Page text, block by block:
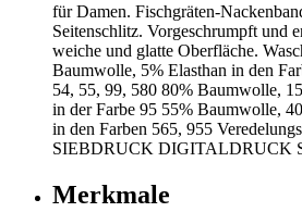
für Damen. Fischgräten-
Seitenschlitz. Vorgeschrumpft und
weiche und glatte Oberfläche.
Baumwolle, 5% Elasthan in den
54, 55, 99, 580 80% Baumwolle,
in der Farbe 95 55% Baumwolle,
in den Farben 565, 955
SIEBDRUCK DIGITALDRUCK
Merkmale